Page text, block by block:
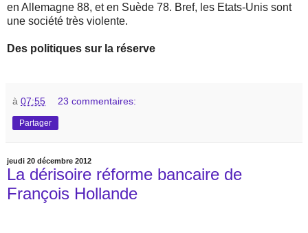
en Allemagne 88, et en Suède 78. Bref, les Etats-Unis sont
une société très violente.
Des politiques sur la réserve
à 07:55 23 commentaires:
Partager
jeudi 20 décembre 2012
La dérisoire réforme bancaire de
François Hollande